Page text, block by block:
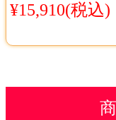
¥15,910(税込)